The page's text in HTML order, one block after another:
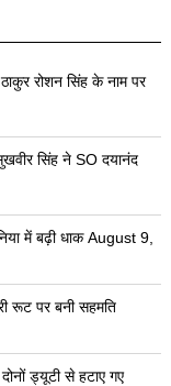
रोशन सिंह के नाम पर
सिंह ने SO दयानंद
में बढ़ी धाक August 9,
रूट पर बनी सहमति
ड्यूटी से हटाए गए